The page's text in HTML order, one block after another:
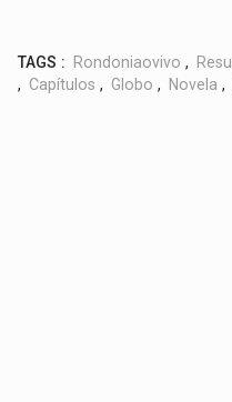
TAGS : Rondoniaovivo ,
, Capítulos , Globo , Novela ,